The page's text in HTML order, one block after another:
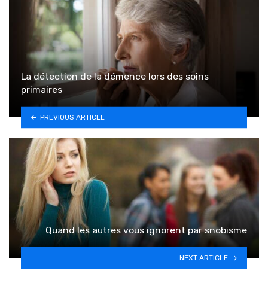
La détection de la démence lors des soins
primaires
PREVIOUS ARTICLE
Quand les autres vous ignorent par snobisme
NEXT ARTICLE